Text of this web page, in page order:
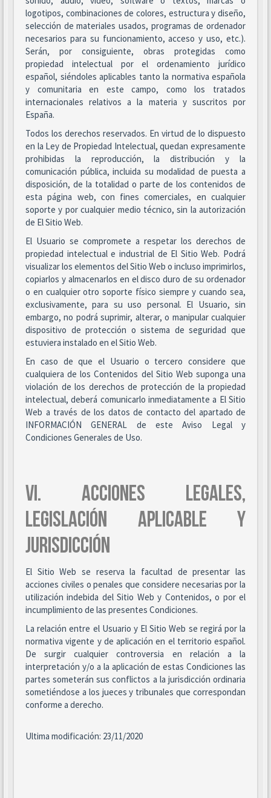
logotipos, combinaciones de colores, estructura y diseño,
selección de materiales usados, programas de ordenador
necesarios para su funcionamiento, acceso y uso, etc.).
Serán, por consiguiente, obras protegidas como
propiedad intelectual por el ordenamiento jurídico
español, siéndoles aplicables tanto la normativa española
y comunitaria en este campo, como los tratados
internacionales relativos a la materia y suscritos por
España.
Todos los derechos reservados. En virtud de lo dispuesto
en la Ley de Propiedad Intelectual, quedan expresamente
prohibidas la reproducción, la distribución y la
comunicación pública, incluida su modalidad de puesta a
disposición, de la totalidad o parte de los contenidos de
esta página web, con fines comerciales, en cualquier
soporte y por cualquier medio técnico, sin la autorización
de El Sitio Web.
El Usuario se compromete a respetar los derechos de
propiedad intelectual e industrial de El Sitio Web. Podrá
visualizar los elementos del Sitio Web o incluso imprimirlos,
copiarlos y almacenarlos en el disco duro de su ordenador
o en cualquier otro soporte físico siempre y cuando sea,
exclusivamente, para su uso personal. El Usuario, sin
embargo, no podrá suprimir, alterar, o manipular cualquier
dispositivo de protección o sistema de seguridad que
estuviera instalado en el Sitio Web.
En caso de que el Usuario o tercero considere que
cualquiera de los Contenidos del Sitio Web suponga una
violación de los derechos de protección de la propiedad
intelectual, deberá comunicarlo inmediatamente a El Sitio
Web a través de los datos de contacto del apartado de
INFORMACIÓN GENERAL de este Aviso Legal y
Condiciones Generales de Uso.
VI. ACCIONES LEGALES,
LEGISLACIÓN APLICABLE Y
JURISDICCIÓN
El Sitio Web se reserva la facultad de presentar las
acciones civiles o penales que considere necesarias por la
utilización indebida del Sitio Web y Contenidos, o por el
incumplimiento de las presentes Condiciones.
La relación entre el Usuario y El Sitio Web se regirá por la
normativa vigente y de aplicación en el territorio español.
De surgir cualquier controversia en relación a la
interpretación y/o a la aplicación de estas Condiciones las
partes someterán sus conflictos a la jurisdicción ordinaria
sometiéndose a los jueces y tribunales que correspondan
conforme a derecho.
Ultima modificación: 23/11/2020